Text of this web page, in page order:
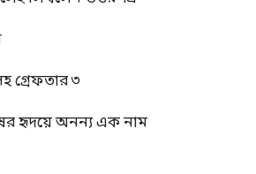
গ্রেফতার ৩
হৃদয়ে অনন্য এক নাম